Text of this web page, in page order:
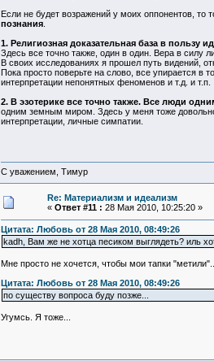
Если не будет возражений у моих оппонентов, то
познания.
1. Религиозная доказательная база в пользу
Здесь все точно также, один в один. Вера в силу
В своих исследованиях я прошел путь видений,
Пока просто поверьте на слово, все упирается
интерпретации непонятных феноменов и т.д. и т.п.
2. В эзотерике все точно также. Все люди
одним земным миром. Здесь у меня тоже
интерпретации, личные симпатии.
С уважением, Тимур
Re: Материализм и идеализм
« Ответ #11 : 28 Мая 2010, 10:25:20 »
Цитата: Любовь от 28 Мая 2010, 08:49:26
kadh, Вам же не хотца песиком выглядеть? иль
Мне просто не хочется, чтобы мои тапки
Цитата: Любовь от 28 Мая 2010, 08:49:26
по существу вопроса буду позже...
Угумсь. Я тоже...